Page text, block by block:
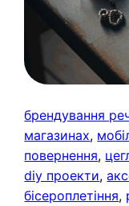
брендування
магазинах,
повернення,
diy проекти,
бісероплетіння,